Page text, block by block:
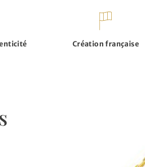
Création française